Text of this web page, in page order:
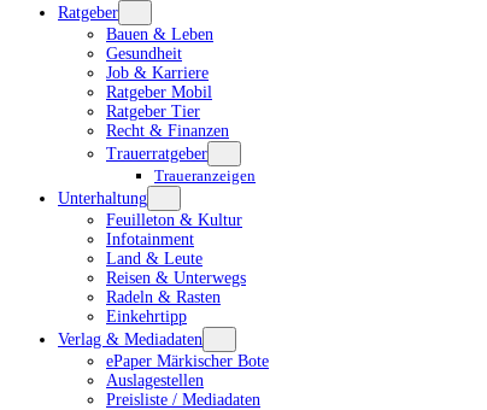
Ratgeber
Bauen & Leben
Gesundheit
Job & Karriere
Ratgeber Mobil
Ratgeber Tier
Recht & Finanzen
Trauerratgeber
Traueranzeigen
Unterhaltung
Feuilleton & Kultur
Infotainment
Land & Leute
Reisen & Unterwegs
Radeln & Rasten
Einkehrtipp
Verlag & Mediadaten
ePaper Märkischer Bote
Auslagestellen
Preisliste / Mediadaten